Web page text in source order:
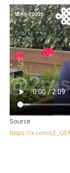
https://x.com/